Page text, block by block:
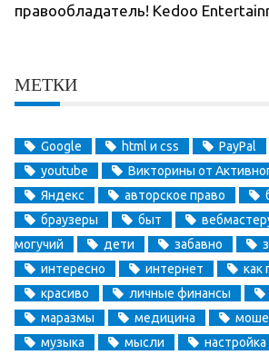
правообладатель! Kedoo
МЕТКИ
Google html и css PayPal
youtube
Викторины от
Яндекс
авторское право
браузеры
быт
могучий
дети забавно
интересно
интернет
как
красиво
личные финансы
маразмы
медицина
музыка
мысли